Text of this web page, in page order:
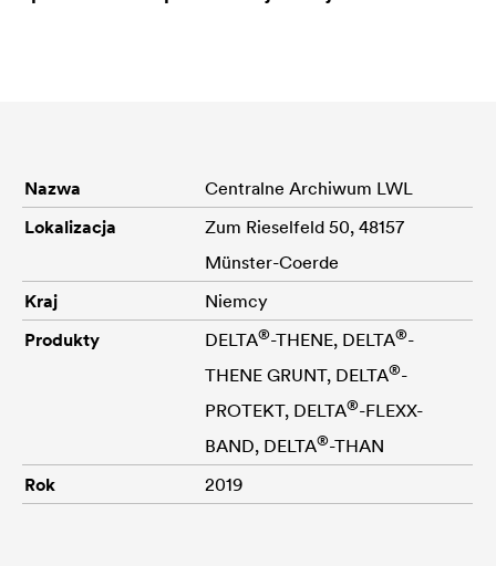
Nazwa
Centralne Archiwum LWL
Lokalizacja
Zum Rieselfeld 50, 48157
Münster-Coerde
Kraj
Niemcy
Produkty
DELTA®-THENE, DELTA®-
THENE GRUNT, DELTA®-
PROTEKT, DELTA®-FLEXX-
BAND, DELTA®-THAN
Rok
2019